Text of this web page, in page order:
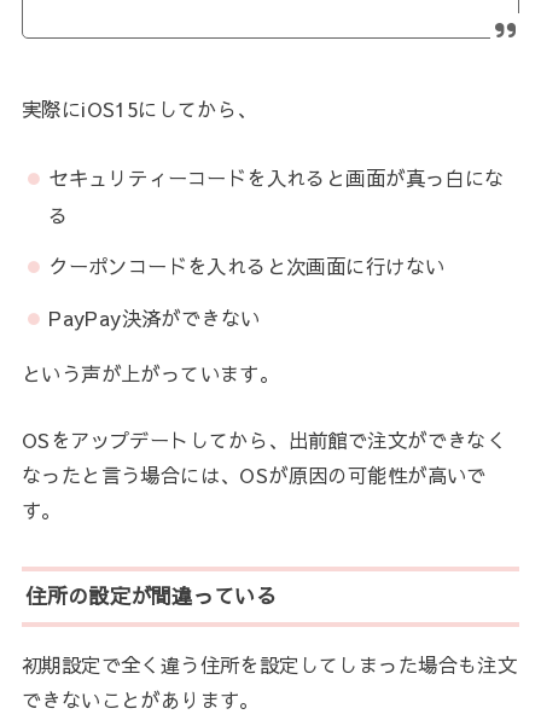
実際にiOS15にしてから、
セキュリティーコードを入れると画面が真っ白にな
る
クーポンコードを入れると次画面に行けない
PayPay決済ができない
という声が上がっています。
OSをアップデートしてから、出前館で注文ができなく
なったと言う場合には、OSが原因の可能性が高いで
す。
住所の設定が間違っている
初期設定で全く違う住所を設定してしまった場合も注文
できないことがあります。